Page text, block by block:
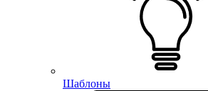
Шаблоны